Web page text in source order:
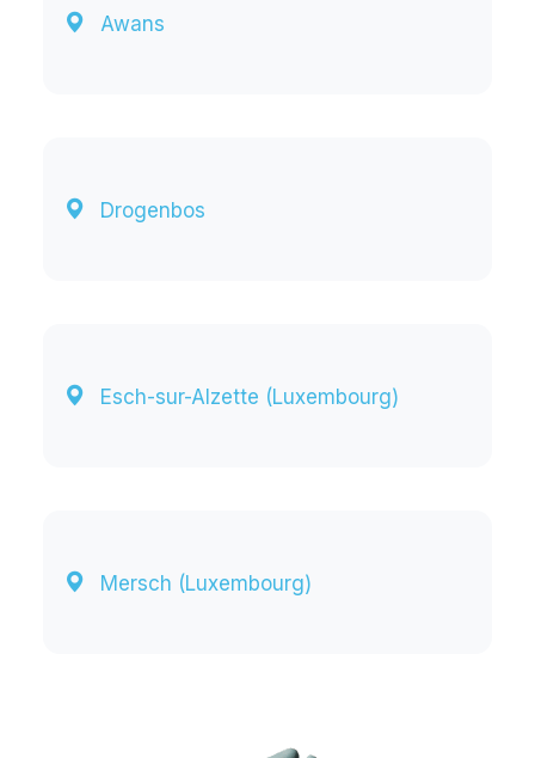
Awans
Drogenbos
Esch-sur-Alzette (Luxembourg)
Mersch (Luxembourg)